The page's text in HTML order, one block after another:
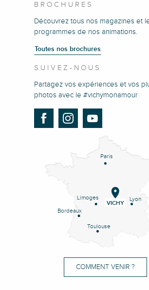
BROCHURES
Découvrez tous nos magazines et
programmes de nos animations.
Toutes nos brochures
SUIVEZ-NOUS
Partagez vos expériences et vos
photos avec le #vichymonamour
Paris
Lyon
Limoges
Bordeaux
Toulouse
VICHY
COMMENT VENIR ?